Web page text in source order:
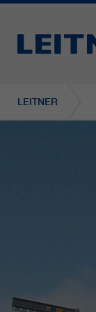
LEITNER